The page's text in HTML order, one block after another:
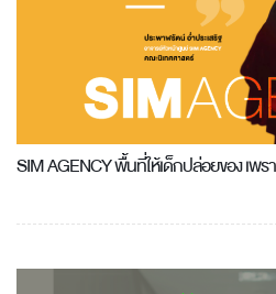
SIM AGENCY พื้นที่ให้เด็กปล่อยของ เพร